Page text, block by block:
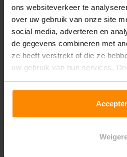
ons websiteverkeer te
over uw gebruik van onze site
social media, adverteren en
de gegevens combineren met
ze heeft verstrekt of die ze
uw gebruik van hun services.
accepteren!
Liggerlengte:
2.700 mm
Aantal niveaus:
2
Kleur staanders:
Draagkracht per
1.550 kg (516 kg per pallet)